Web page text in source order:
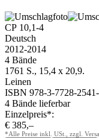
CP 10,1-4
Deutsch
2012-2014
4 Bände
1761 S., 15,4 x 20,9.
Leinen
ISBN 978-3-7728-
4 Bände lieferbar
Einzelpreis*:
€ 385,–
*Alle Preise inkl. USt., zzgl.